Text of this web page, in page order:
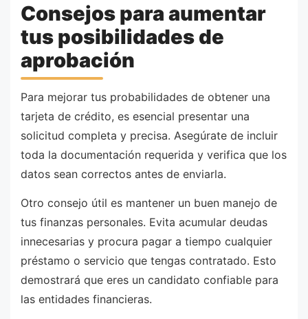
Consejos para aumentar
tus posibilidades de
aprobación
Para mejorar tus probabilidades de obtener una
tarjeta de crédito, es esencial presentar una
solicitud completa y precisa. Asegúrate de incluir
toda la documentación requerida y verifica que los
datos sean correctos antes de enviarla.
Otro consejo útil es mantener un buen manejo de
tus finanzas personales. Evita acumular deudas
innecesarias y procura pagar a tiempo cualquier
préstamo o servicio que tengas contratado. Esto
demostrará que eres un candidato confiable para
las entidades financieras.